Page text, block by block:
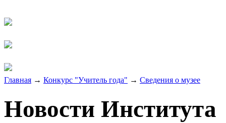
Главная → Конкурс "Учитель года" → Сведения о музее
Новости Института